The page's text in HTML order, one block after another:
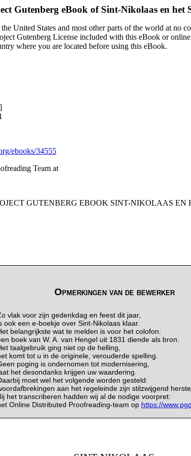
Gutenberg eBook of Sint-Nikolaas en het
United States and most other parts of the world at no
Gutenberg License included with this eBook or
where you are located before using this eBook.
ebooks/34555
Team at
GUTENBERG EBOOK SINT-NIKOLAAS
Opmerkingen van de bewerker
vlak voor zijn gedenkdag en feest dit jaar,
ook een e-boekje over Sint-Nikolaas klaar.
belangrijkste wat te melden is voor het colofon:
boek van W. A. van Hengel uit 1831 diende als bron.
taalgebruik ging niet op de helling,
komt tot u in de originele, verouderde spelling.
poging is ondernomen tot modernisering,
het desondanks krijgen uw waardering.
moet wel het volgende worden gesteld:
aan het regeleinde zijn stilzwijgend
het transcriberen hadden wij al de nodige voorpret:
Online Distributed Proofreading-team op https://